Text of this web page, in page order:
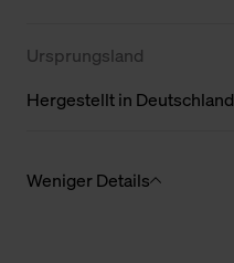
Ursprungsland
Hergestellt in Deutschland
Weniger Details